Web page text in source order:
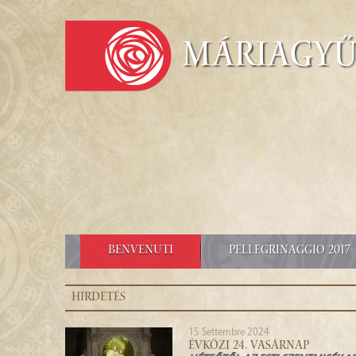
BENVENUTI PELLEGRINAGGIO 2017
HIRDETÉS
15 Settembre 2024
ÉVKÖZI 24. VASÁRNAP